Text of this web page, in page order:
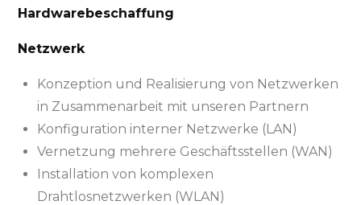
Hardwarebeschaffung
Netzwerk
Konzeption und Realisierung von Netzwerken
in Zusammenarbeit mit unseren Partnern
Konfiguration interner Netzwerke (LAN)
Vernetzung mehrere Geschäftsstellen (WAN)
Installation von komplexen
Drahtlosnetzwerken (WLAN)